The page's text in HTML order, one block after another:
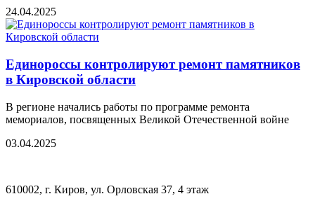
24.04.2025
Единороссы контролируют ремонт памятников
в Кировской области
В регионе начались работы по программе ремонта
мемориалов, посвященных Великой Отечественной войне
03.04.2025
610002, г. Киров, ул. Орловская 37, 4 этаж